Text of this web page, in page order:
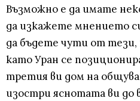
Възможно е да имате
да изкажете мнението
да бъдете чути от
като Уран се
третия ви дом на
изостри яснотата ви до